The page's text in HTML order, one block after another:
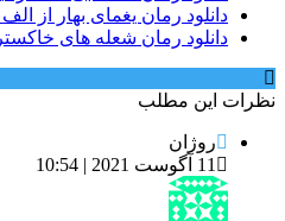
دانلود رمان یغمای بهار از
دانلود رمان شعله های
نظرات این مطلب
روژان
11 آگوست 2021 | 10:54